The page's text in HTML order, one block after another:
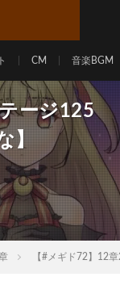
CM 音楽BGM
ージ125
】
【#メギド72】12